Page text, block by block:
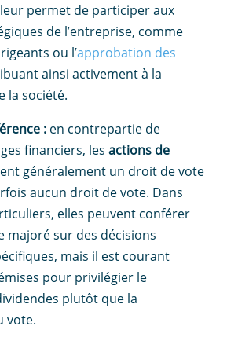
permet de participer aux
de l’entreprise, comme
ou l’approbation des
ainsi activement à la
la société.
: en contrepartie de
financiers, les actions de
généralement un droit de vote
aucun droit de vote. Dans
elles peuvent conférer
majoré sur des décisions
mais il est courant
pour privilégier le
plutôt que la
vote.